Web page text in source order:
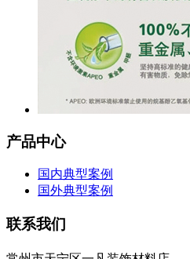
产品中心
国内典型案例
国外典型案例
联系我们